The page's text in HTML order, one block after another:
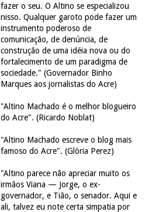
fazer o seu. O Altino se especializou
nisso. Qualquer garoto pode fazer um
instrumento poderoso de
comunicação, de denúncia, de
construção de uma idéia nova ou do
fortalecimento de um paradigma de
sociedade." (Governador Binho
Marques aos jornalistas do Acre)
"Altino Machado é o melhor blogueiro
do Acre". (Ricardo Noblat)
"Altino Machado escreve o blog mais
famoso do Acre". (Glória Perez)
"Altino parece não apreciar muito os
irmãos Viana — Jorge, o ex-
governador, e Tião, o senador. Aqui e
ali, talvez eu note certa simpatia por